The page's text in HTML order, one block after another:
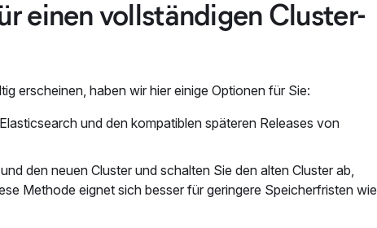
einen vollständigen Cluster-
erscheinen, haben wir hier einige Optionen für Sie:
und den kompatiblen späteren Releases von
den neuen Cluster und schalten Sie den alten Cluster ab,
Methode eignet sich besser für geringere Speicherfristen wie